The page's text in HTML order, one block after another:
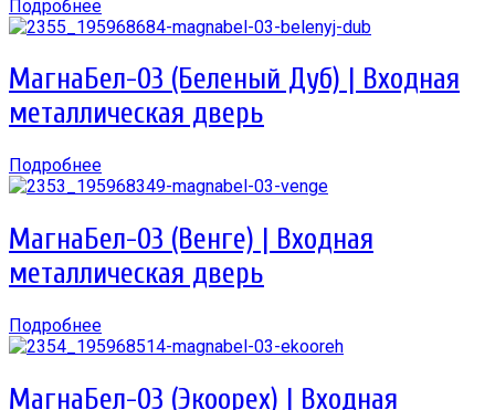
Подробнее
МагнаБел-03 (Беленый Дуб) | Входная
металлическая дверь
Подробнее
МагнаБел-03 (Венге) | Входная
металлическая дверь
Подробнее
МагнаБел-03 (Экоорех) | Входная